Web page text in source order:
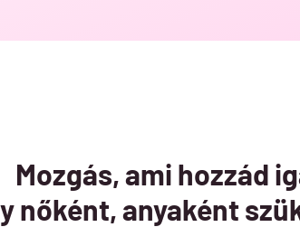
Mozgás, ami hozzád
nőként, anyaként